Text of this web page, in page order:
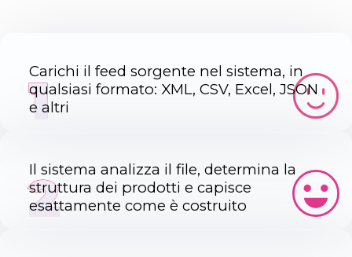
Carichi il feed sorgente nel sistema, in
qualsiasi formato: XML, CSV, Excel, JSON
e altri
1
Il sistema analizza il file, determina la
struttura dei prodotti e capisce
esattamente come è costruito
2